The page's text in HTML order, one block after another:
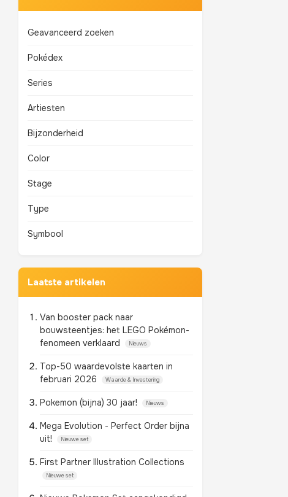
Geavanceerd zoeken
Pokédex
Series
Artiesten
Bijzonderheid
Color
Stage
Type
Symbool
Laatste artikelen
Van booster pack naar
bouwsteentjes: het LEGO Pokémon-
fenomeen verklaard
Nieuws
Top-50 waardevolste kaarten in
februari 2026
Waarde & Investering
Pokemon (bijna) 30 jaar! Nieuws
Mega Evolution - Perfect Order bijna
uit!
Nieuwe set
First Partner Illustration Collections
Nieuwe set